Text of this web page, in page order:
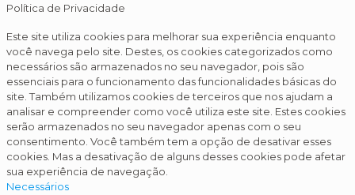
Política de Privacidade
Este site utiliza cookies para melhorar sua experiência enquanto
você navega pelo site. Destes, os cookies categorizados como
necessários são armazenados no seu navegador, pois são
essenciais para o funcionamento das funcionalidades básicas do
site. Também utilizamos cookies de terceiros que nos ajudam a
analisar e compreender como você utiliza este site. Estes cookies
serão armazenados no seu navegador apenas com o seu
consentimento. Você também tem a opção de desativar esses
cookies. Mas a desativação de alguns desses cookies pode afetar
sua experiência de navegação.
Necessários